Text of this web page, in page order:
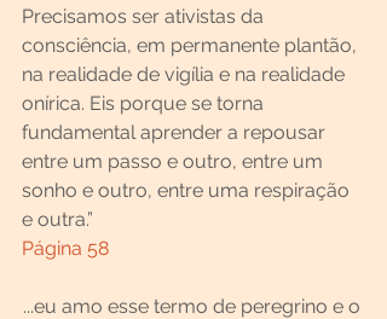
Precisamos ser ativistas da
consciência, em permanente plantão,
na realidade de vigília e na realidade
onírica. Eis porque se torna
fundamental aprender a repousar
entre um passo e outro, entre um
sonho e outro, entre uma respiração
e outra.”
Página 58
...eu amo esse termo de peregrino e o